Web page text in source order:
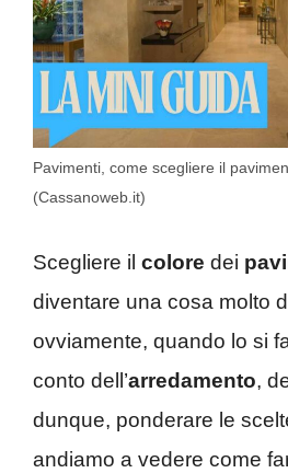
Pavimenti, come scegliere il
(Cassanoweb.it)
Scegliere il colore dei
diventare una cosa molto
ovviamente, quando lo si
conto dell’arredamento,
dunque, ponderare le
andiamo a vedere come